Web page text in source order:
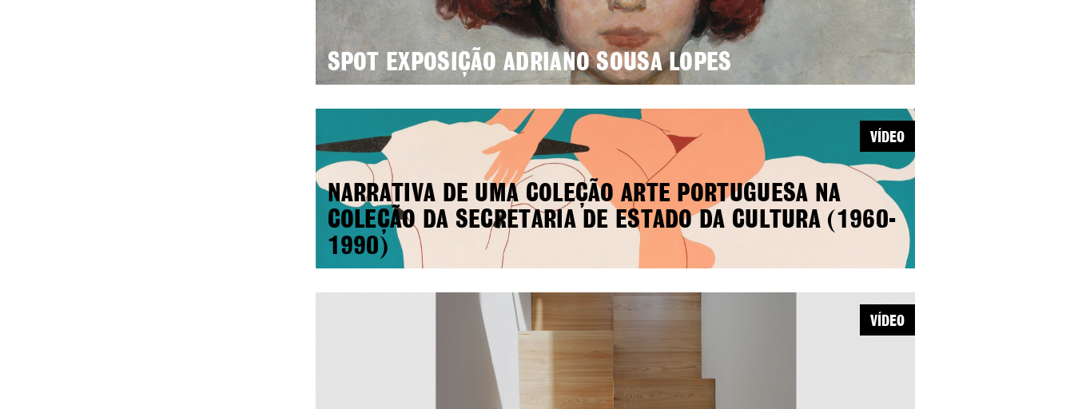
SPOT EXPOSIÇÃO ADRIANO SOUSA LOPES
NARRATIVA DE UMA COLEÇÃO ARTE PORTUGUESA NA
COLEÇÃO DA SECRETARIA DE ESTADO DA CULTURA (1960-
1990)
VÍDEO
VÍDEO